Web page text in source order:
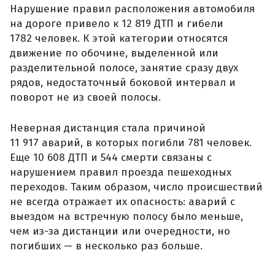
Нарушение правил расположения автомобиля
на дороге привело к 12 819 ДТП и гибели
1782 человек. К этой категории относятся
движение по обочине, выделенной или
разделительной полосе, занятие сразу двух
рядов, недостаточный боковой интервал и
поворот не из своей полосы.
Неверная дистанция стала причиной
11 917 аварий, в которых погибли 781 человек.
Еще 10 608 ДТП и 544 смерти связаны с
нарушением правил проезда пешеходных
переходов. Таким образом, число происшествий
не всегда отражает их опасность: аварий с
выездом на встречную полосу было меньше,
чем из-за дистанции или очередности, но
погибших — в несколько раз больше.